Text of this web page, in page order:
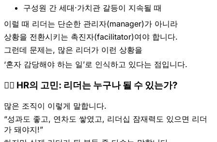
구성원 간 세대·가치관 갈등이 지속될 때
이럴 때 리더는 단순한 관리자(manager)가 아니라
상황을 전환시키는 촉진자(facilitator)여야 합니다.
그런데 문제는, 많은 리더가 이런 상황을
‘혼자 감당해야 하는 일’로 인식하고 있다는 점입니다.
🙋‍♀️ HR의 고민: 리더는 누구나 될 수 있는가?
많은 조직이 이렇게 말합니다.
“성과도 좋고, 연차도 쌓였고, 리더십 잠재력도 있으면 리더
가 돼야지!”